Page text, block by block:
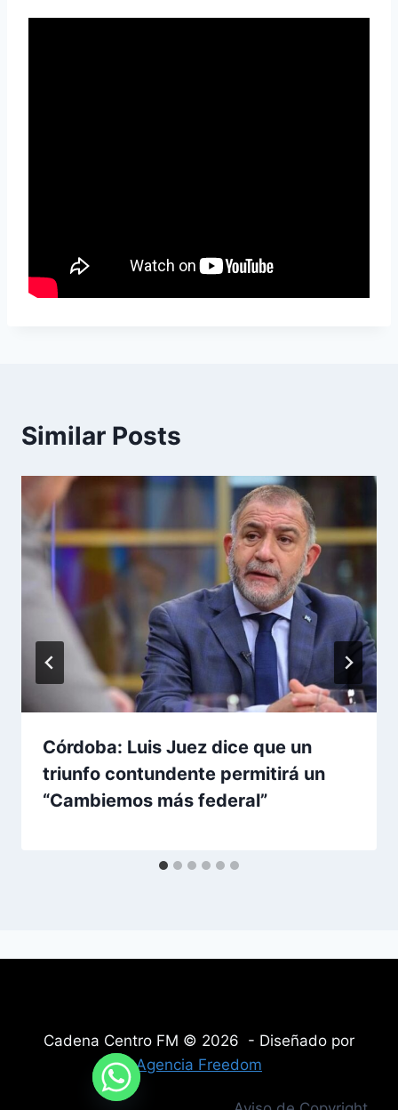
Similar Posts
Córdoba: Luis Juez dice que un
triunfo contundente permitirá un
“Cambiemos más federal”
Cadena Centro FM © 2026 - Diseñado por
Agencia Freedom